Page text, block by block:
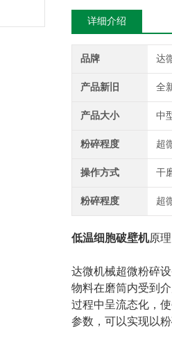
详细介绍
品牌 达
产品新旧 全
产品大小 中
粉碎程度 超
操作方式 干
粉碎程度 超
低温细胞破壁机原理
达微机械超微粉碎
物料在磨筒内受到
过程中呈流态化，
参数，可以实现以